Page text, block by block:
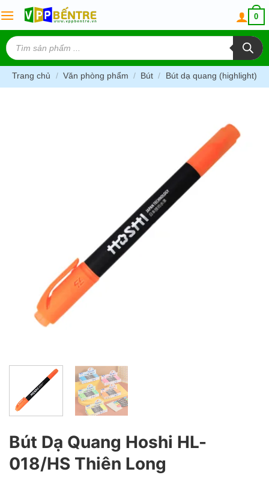
to
content
0
Tìm
kiếm
sản
phẩm
Trang chủ / Văn phòng phẩm / Bút / Bút dạ quang (highlight)
Bút Dạ Quang Hoshi HL-
018/HS Thiên Long